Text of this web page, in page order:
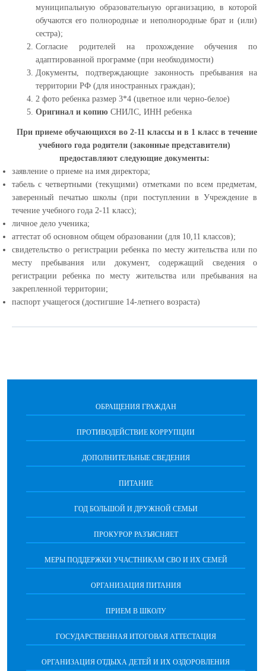
муниципальную образовательную организацию, в которой
обучаются его полнородные и неполнородные брат и (или)
сестра);
Согласие родителей на прохождение обучения по
адаптированной программе (при необходимости)
Документы, подтверждающие законность пребывания на
территории РФ (для иностранных граждан);
2 фото ребенка размер 3*4 (цветное или черно-белое)
Оригинал и копию СНИЛС, ИНН ребенка
При приеме обучающихся во 2-11 классы и в 1 класс в течение
учебного года родители (законные представители)
предоставляют следующие документы:
заявление о приеме на имя директора;
табель с четвертными (текущими) отметками по всем предметам,
заверенный печатью школы (при поступлении в Учреждение в
течение учебного года 2-11 класс);
личное дело ученика;
аттестат об основном общем образовании (для 10,11 классов);
свидетельство о регистрации ребенка по месту жительства или по
месту пребывания или документ, содержащий сведения о
регистрации ребенка по месту жительства или пребывания на
закрепленной территории;
паспорт учащегося (достигшие 14-летнего возраста)
ОБРАЩЕНИЯ ГРАЖДАН
ПРОТИВОДЕЙСТВИЕ КОРРУПЦИИ
ДОПОЛНИТЕЛЬНЫЕ СВЕДЕНИЯ
ПИТАНИЕ
ГОД БОЛЬШОЙ И ДРУЖНОЙ СЕМЬИ
ПРОКУРОР РАЗЪЯСНЯЕТ
МЕРЫ ПОДДЕРЖКИ УЧАСТНИКАМ СВО И ИХ СЕМЕЙ
ОРГАНИЗАЦИЯ ПИТАНИЯ
ПРИЕМ В ШКОЛУ
ГОСУДАРСТВЕННАЯ ИТОГОВАЯ АТТЕСТАЦИЯ
ОРГАНИЗАЦИЯ ОТДЫХА ДЕТЕЙ И ИХ ОЗДОРОВЛЕНИЯ